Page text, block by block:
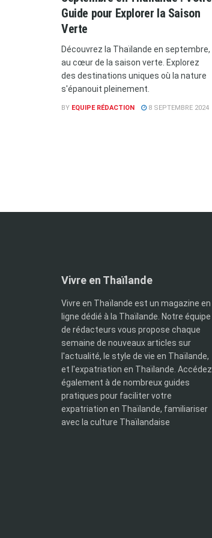
Guide pour Explorer la Saison
Verte
Découvrez la Thaïlande en septembre,
au cœur de la saison verte. Explorez
des destinations uniques où la nature
s'épanouit pleinement.
BY EQUIPE RÉDACTION 8 SEPTEMBRE 2024
Vivre en Thaïlande
Vivre en Thaïlande est un magazine en
ligne dédié à la Thaïlande. Notre équipe
de rédacteurs vous propose chaque
semaine de nouveaux articles sur
l'actualité, le style de vie en Thaïlande,
et l'expatriation en Thaïlande. Accédez
également à de nombreux guides
pratiques pour faciliter votre
expatriation en Thaïlande, familiariser
avec la culture Thaïlandaise